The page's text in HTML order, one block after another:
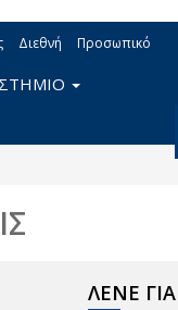
Διεθνή Προσωπικό
ΛΕΝΕ